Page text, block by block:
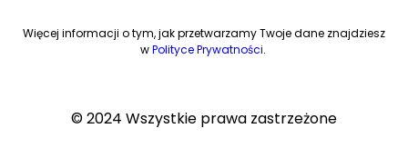
Więcej informacji o tym, jak przetwarzamy Twoje dane znajdziesz
wPolityce Prywatności.
© 2024 Wszystkie prawa zastrzeżone